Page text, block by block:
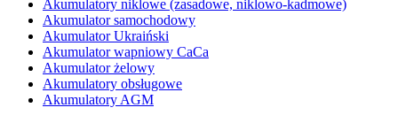
Akumulatory niklowe (zasadowe, niklowo-kadmowe)
Akumulator samochodowy
Akumulator Ukraiński
Akumulator wapniowy CaCa
Akumulator żelowy
Akumulatory obsługowe
Akumulatory AGM